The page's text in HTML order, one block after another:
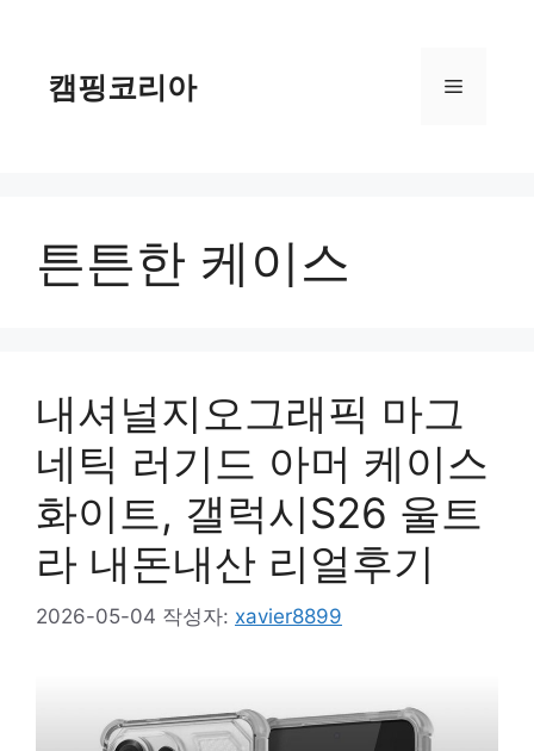
캠핑코리아 메
튼튼한 케이스
내셔널지오그래픽 마그
네틱 러기드 아머 케이스
화이트, 갤럭시S26 울트
라 내돈내산 리얼후기
2026-05-04 작성자: xavier8899